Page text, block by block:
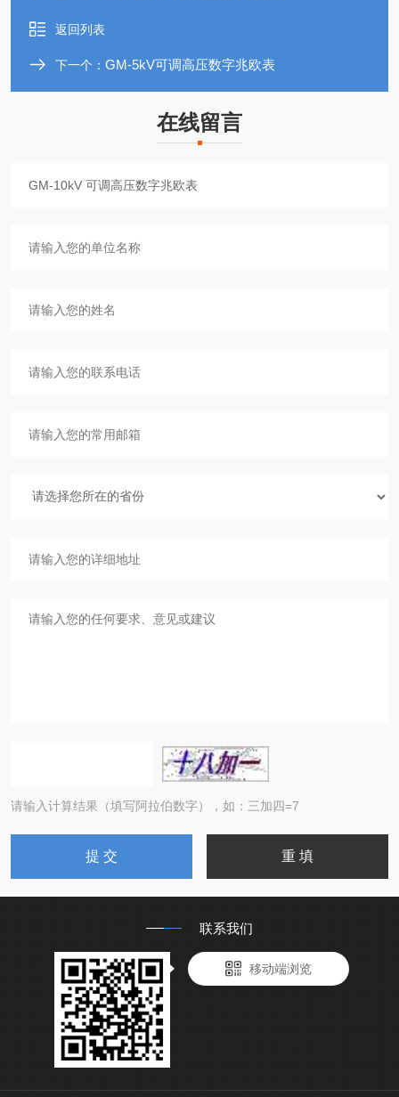
返回列表
下一个： GM-5kV可调高压数字兆欧表
在线留言
请输入计算结果（填写阿拉伯数字），如：三加四=7
联系我们
移动端浏览